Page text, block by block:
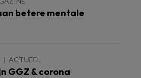
betere mentale
ACTUEEL
GGZ & corona